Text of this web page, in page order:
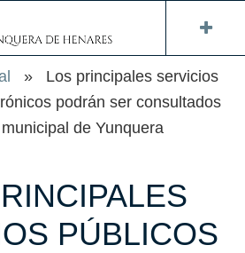
» Los principales servicios
podrán ser consultados
de Yunquera
PÚBLICOS